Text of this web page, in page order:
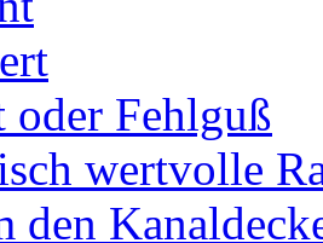
oder Fehlguß
wertvolle
den